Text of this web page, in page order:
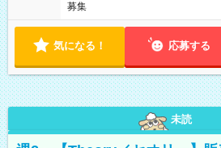
募集
気になる！ 応募する
未読